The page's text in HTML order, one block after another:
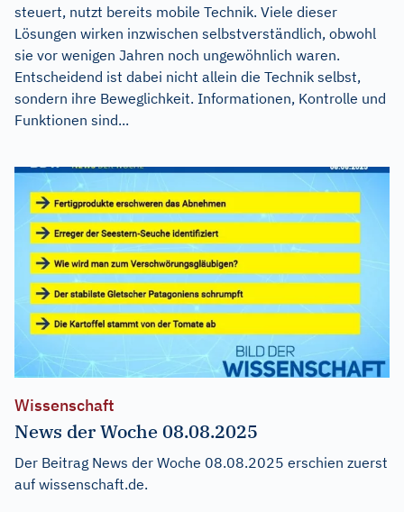
steuert, nutzt bereits mobile Technik. Viele dieser
Lösungen wirken inzwischen selbstverständlich, obwohl
sie vor wenigen Jahren noch ungewöhnlich waren.
Entscheidend ist dabei nicht allein die Technik selbst,
sondern ihre Beweglichkeit. Informationen, Kontrolle und
Funktionen sind...
Wissenschaft
News der Woche 08.08.2025
Der Beitrag News der Woche 08.08.2025 erschien zuerst
auf wissenschaft.de.